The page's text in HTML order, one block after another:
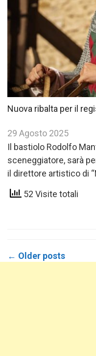
Nuova ribalta per il
29 Agosto 2025
Il bastiolo Rodolfo
sceneggiatore, sarà
il direttore artistico di
52 Visite totali
Posts
← Older posts